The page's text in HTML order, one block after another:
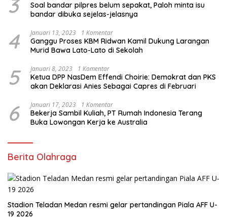
Soal bandar pilpres belum sepakat, Paloh minta isu
bandar dibuka sejelas-jelasnya
4 Januari 13, 2023 1 Komentar
Ganggu Proses KBM Ridwan Kamil Dukung Larangan
Murid Bawa Lato-Lato di Sekolah
5 Januari 8, 2023 1 Komentar
Ketua DPP NasDem Effendi Choirie: Demokrat dan PKS
akan Deklarasi Anies Sebagai Capres di Februari
6 Januari 17, 2023 1 Komentar
Bekerja Sambil Kuliah, PT Rumah Indonesia Terang
Buka Lowongan Kerja ke Australia
Berita Olahraga
Stadion Teladan Medan resmi gelar pertandingan Piala AFF U-
19 2026